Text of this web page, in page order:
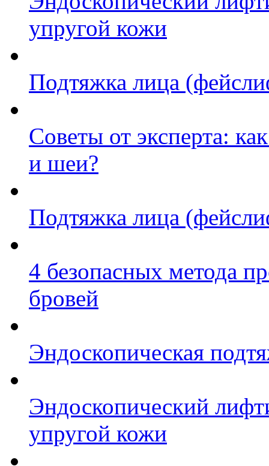
упругой кожи
Подтяжка лица
Советы от эксперта:
и шеи?
Подтяжка лица
4 безопасных метода
бровей
Эндоскопическая
Эндоскопический
упругой кожи